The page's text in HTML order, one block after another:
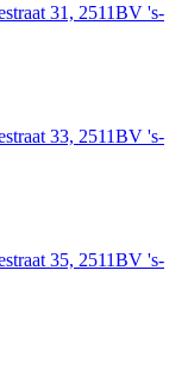
31, 2511BV 's-
33, 2511BV 's-
35, 2511BV 's-